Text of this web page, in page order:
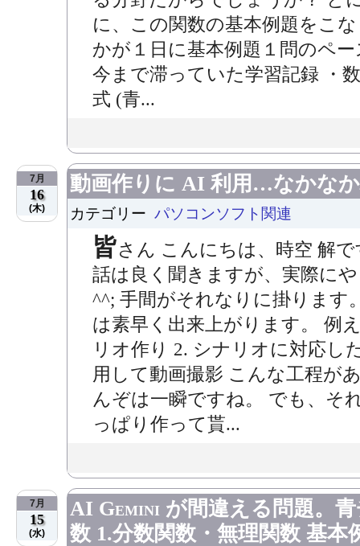
に、この関数の基本例題をこ
かが１日に基本例題１問のペ
今まで滞っていた学習記録 ・
式 (青...
7月
16
(木)
動画作りに AI 利用…なかな
カテゴリー パソコンソフト関連
皆さん こんにちは、時空 解
話は良く聞きますが、実際に
^^; 手間がそれなりに掛ります
は素早く出来上がります。 例
リオ作り 2. シナリオに対応し
用して動画撮影 こんな工程が
んぞは一瞬ですね。 でも、そ
っぱり作って貰...
7月
15
(水)
AI Gemini が間違える問題。
数 1.分数関数・無理関数 基本